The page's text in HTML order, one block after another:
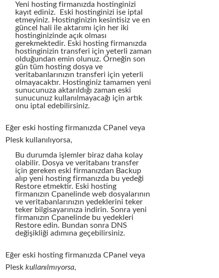
Yeni hosting firmanızda hostinginizi
kayıt ediniz. Eski hostinginizi ise iptal
etmeyiniz. Hostinginizin kesintisiz ve en
güncel hali ile aktarımı için her iki
hostinginizinde açık olması
gerekmektedir. Eski hosting firmanızda
hostinginizin transferi için yeterli zaman
olduğundan emin olunuz. Örneğin son
gün tüm hosting dosya ve
veritabanlarınızın transferi için yeterli
olmayacaktır. Hostinginiz tamamen yeni
sunucunuza aktarıldığı zaman eski
sunucunuz kullanılmayacağı için artık
onu iptal edebilirsiniz.
Eğer eski hosting firmanızda CPanel veya
Plesk kullanılıyorsa,
Bu durumda işlemler biraz daha kolay
olabilir. Dosya ve veritabanı transfer
için gereken eski firmanızdan Backup
alıp yeni hosting firmanızda bu yedeği
Restore etmektir. Eski hosting
firmanızın Cpanelinde web dosyalarının
ve veritabanlarınızın yedeklerini teker
teker bilgisayarınıza indirin. Sonra yeni
firmanızın Cpanelinde bu yedekleri
Restore edin. Bundan sonra DNS
değişikliği adımına geçebilirsiniz.
Eğer eski hosting firmanızda CPanel veya
Pleskkullanılmıyorsa,